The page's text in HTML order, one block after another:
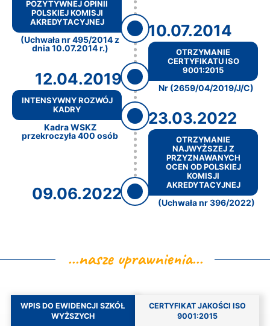
10.07.2014
POZYTYWNEJ OPINII
POLSKIEJ KOMISJI
AKREDYTACYJNEJ
(Uchwała nr 495/2014 z
dnia 10.07.2014 r.)
12.04.2019
OTRZYMANIE
CERTYFIKATU ISO
9001:2015
Nr (2659/04/2019/J/C)
23.03.2022
INTENSYWNY ROZWÓJ
KADRY
Kadra WSKZ
przekroczyła 400 osób
09.06.2022
OTRZYMANIE
NAJWYŻSZEJ Z
PRZYZNAWANYCH
OCEN OD POLSKIEJ
KOMISJI
AKREDYTACYJNEJ
(Uchwała nr 396/2022)
...nasze uprawnienia...
WPIS DO EWIDENCJI SZKÓŁ
WYŻSZYCH
CERTYFIKAT JAKOŚCI ISO
9001:2015